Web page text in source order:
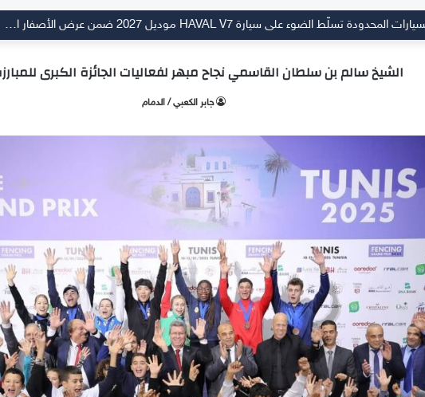
شركة توزيع وتسويق السيارات المحدودة تسلّط الضوء على سيارة HAVAL V7 موديل 2027 ضمن عرض الأصفار الثلاثة
الشيخ سالم بن سلطان القاسمي نجاح مبهر لفعاليات الجائزة الكبرى
جابر الكعبي / الدمام